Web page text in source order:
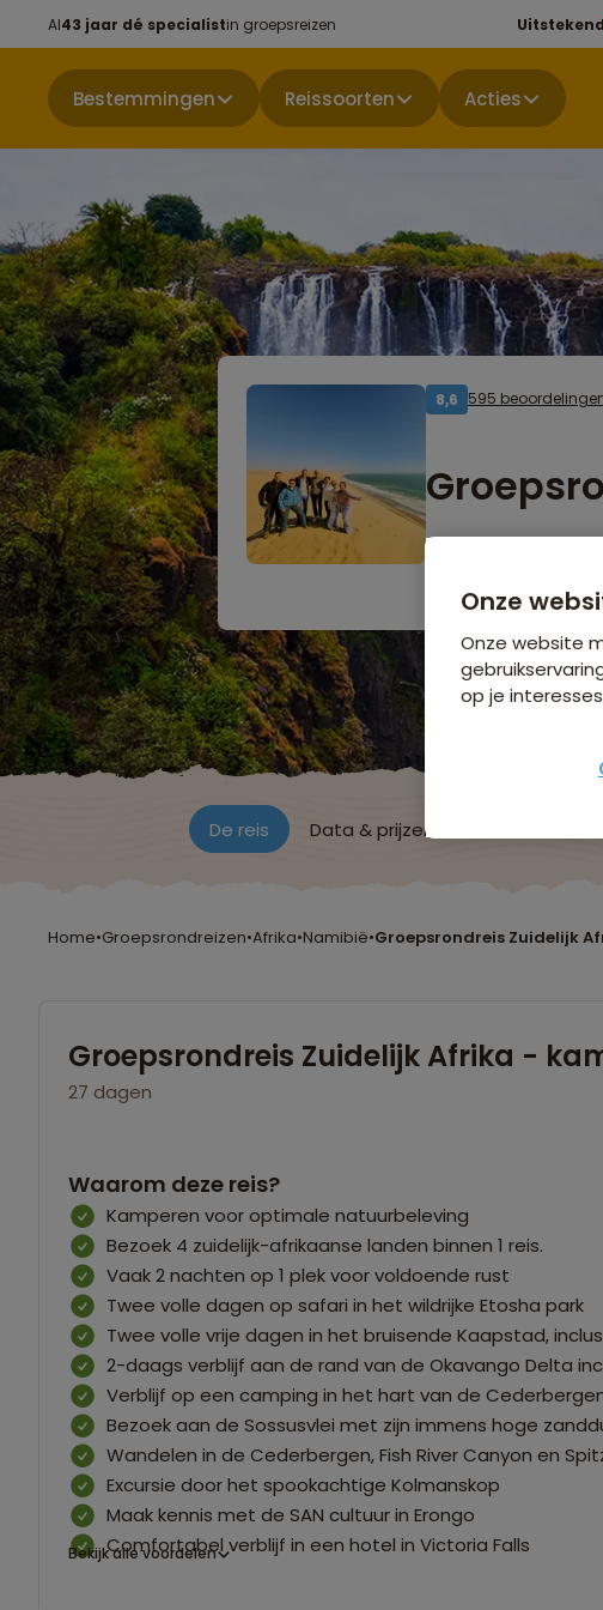
Al43 jaar dé specialistin groepsreizen Uitstekend
Bestemmingen Reissoorten Acties
8,6 595
Bijkomende kosten €26,25
De reis Data & prijzen
Home•Groepsrondreizen•Afrika•Namibië•Groepsrondreis Zuidelijk
Groepsrondreis Zuidelijk Afrika -
27 dagen
Waarom deze reis?
Kamperen voor optimale natuurbeleving
Bezoek 4 zuidelijk-afrikaanse landen binnen 1 reis.
Vaak 2 nachten op 1 plek voor voldoende rust
Twee volle dagen op safari in het wildrijke Etosha park
Twee volle vrije dagen in het bruisende Kaapstad,
2-daags verblijf aan de rand van de Okavango Delta
Verblijf op een camping in het hart van de
Bezoek aan de Sossusvlei met zijn immens hoge
Wandelen in de Cederbergen, Fish River Canyon en
Excursie door het spookachtige Kolmanskop
Maak kennis met de SAN cultuur in Erongo
Comfortabel verblijf in een hotel in Victoria Falls
Bekijk alle voordelen
Onze
Onze website
op je